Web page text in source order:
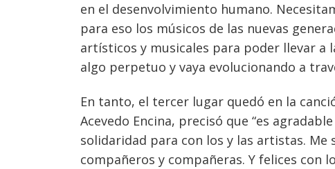
en el desenvolvimiento humano.
para eso los músicos de las nuevas
artísticos y musicales para poder llevar a
algo perpetuo y vaya evolucionando a
En tanto, el tercer lugar quedó en la
Acevedo Encina, precisó que “es
solidaridad para con los y las artistas.
compañeros y compañeras. Y felices con